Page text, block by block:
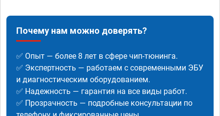
Почему нам можно доверять?
✅ Опыт — более 8 лет в сфере чип-тюнинга.
✅ Экспертность — работаем с современными ЭБУ
и диагностическим оборудованием.
✅ Надежность — гарантия на все виды работ.
✅ Прозрачность — подробные консультации по